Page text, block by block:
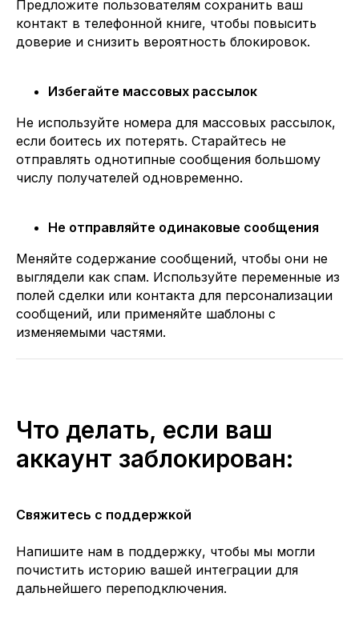
Предложите пользователям сохранить ваш
контакт в телефонной книге, чтобы повысить
доверие и снизить вероятность блокировок.
Избегайте массовых рассылок
Не используйте номера для массовых рассылок,
если боитесь их потерять. Старайтесь не
отправлять однотипные сообщения большому
числу получателей одновременно.
Не отправляйте одинаковые сообщения
Меняйте содержание сообщений, чтобы они не
выглядели как спам. Используйте переменные из
полей сделки или контакта для персонализации
сообщений, или применяйте шаблоны с
изменяемыми частями.
Что делать, если ваш
аккаунт заблокирован:
Свяжитесь с поддержкой
Напишите нам в поддержку, чтобы мы могли
почистить историю вашей интеграции для
дальнейшего переподключения.